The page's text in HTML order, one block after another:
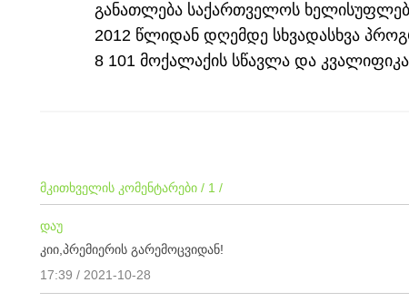
განათლება საქართველოს
2012 წლიდან დღემდე სხვადასხვა
8 101 მოქალაქის სწავლა და
მკითხველის კომენტარები / 1 /
დაუ
კიი,პრემიერის გარემოცვიდან!
17:39 / 2021-10-28